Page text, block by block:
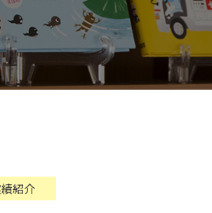
紹介